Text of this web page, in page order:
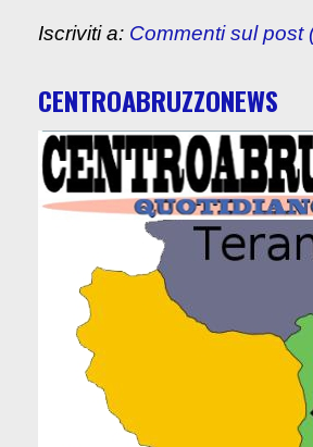
Iscriviti a: Commenti sul post
CENTROABRUZZONEWS